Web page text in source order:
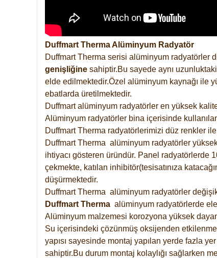
Duffmart Therma Alüminyum Radyatör
Duffmart Therma serisi alüminyum
genişliğine sahiptir.Bu sayede aynı
elde edilmektedir.Özel alüminyum kaynağı ile
ebatlarda üretilmektedir.
Duffmart alüminyum radyatörler en yüksek
Alüminyum radyatörler bina içerisinde
Duffmart Therma radyatörlerimizi düz renkler
Duffmart Therma alüminyum radyatörler
ihtiyacı gösteren üründür. Panel radyatörlerde
çekmekte, katılan inhibitör(tesisatınıza
düşürmektedir.
Duffmart Therma alüminyum radyatörler
Duffmart Therma alüminyum radyatörlerde
Alüminyum malzemesi korozyona yüksek
Su içerisindeki çözünmüş oksijenden
yapısı sayesinde montaj yapılan yerde fazla
sahiptir.Bu durum montaj kolaylığı sağlarken